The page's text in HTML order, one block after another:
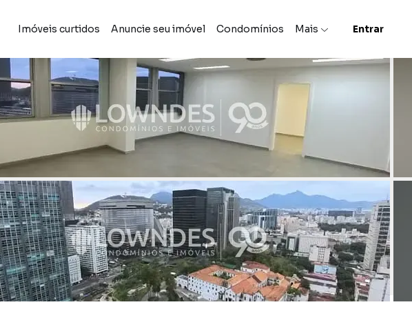
Imóveis curtidos Anuncie seu imóvel Condomínios Mais Entrar